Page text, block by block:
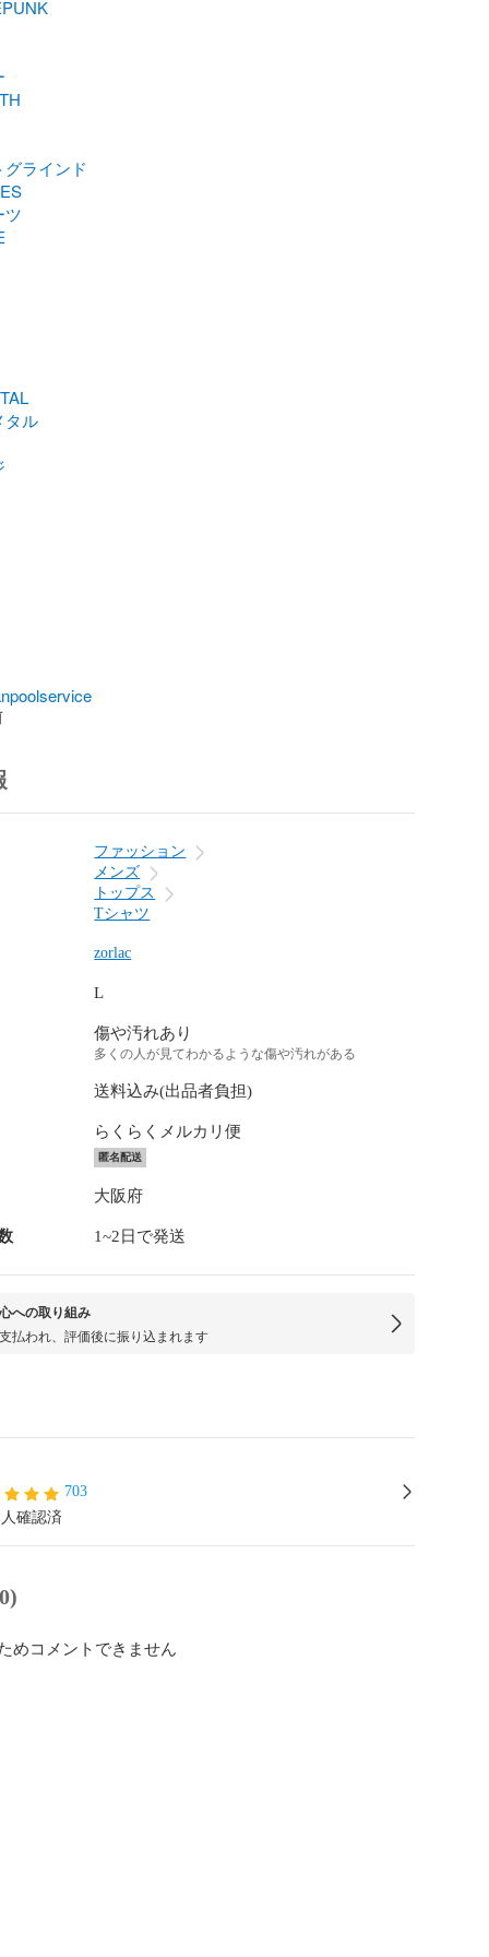
ラインド
ツ
タル
ファッション
メンズ
トップス
Tシャツ
zorlac
L
傷や汚れあり
多くの人が見てわかるような傷や汚れがある
送料込み(出品者負担)
らくらくメルカリ便
匿名配送
大阪府
1~2日で発送
への取り組み
払われ、評価後に振り込まれます
703
確認済
めコメントできません